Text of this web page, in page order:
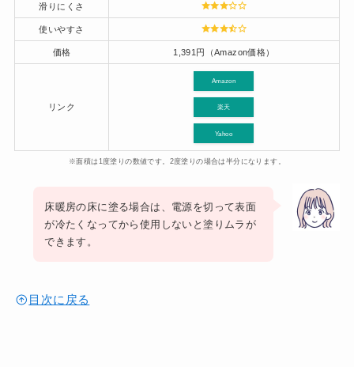
滑りにくさ
使いやすさ
価格 1,391円（Amazon価格）
リンク
Amazon
楽天
Yahoo
※面積は1度塗りの数値です。2度塗りの場合は半分になります。
床暖房の床に塗る場合は、電源を切って表面
が冷たくなってから使用しないと塗りムラが
できます。
目次に戻る